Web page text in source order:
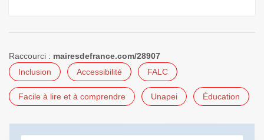
Raccourci : mairesdefrance.com/28907
Inclusion
Accessibilité FALC
Facile à lire et à comprendre Unapei Éducation